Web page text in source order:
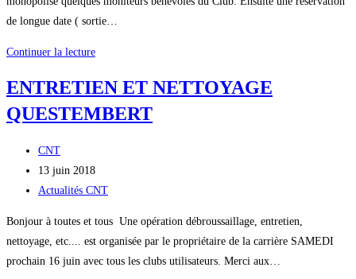
de longue date ( sortie…
Continuer la lectureWeek
prochain
ENTRETIEN ET NETTOYAGE
QUESTEMBERT
Auteur/autrice
de
la
CNT
Publication
publiée :
13 juin 2018
Post
Actualités CNT
Bonjour à toutes et tous Une opération débroussaillage, entretien,
nettoyage, etc.... est organisée par le propriétaire de la carrière SAMEDI
prochain 16 juin avec tous les clubs utilisateurs. Merci aux…